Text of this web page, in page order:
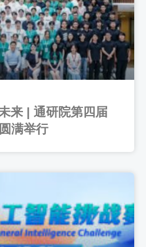
来 | 通研院第四届
满举行